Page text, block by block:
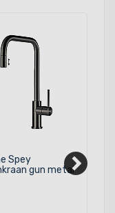
Spey
gun metal